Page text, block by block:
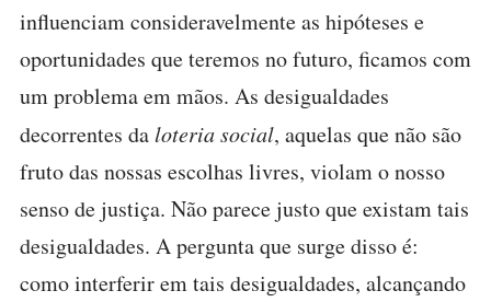
influenciam consideravelmente as hipóteses e
oportunidades que teremos no futuro, ficamos com
um problema em mãos. As desigualdades
decorrentes daloteria social, aquelas que não são
fruto das nossas escolhas livres, violam o nosso
senso de justiça. Não parece justo que existam tais
desigualdades. A pergunta que surge disso é:
como interferir em tais desigualdades, alcançando